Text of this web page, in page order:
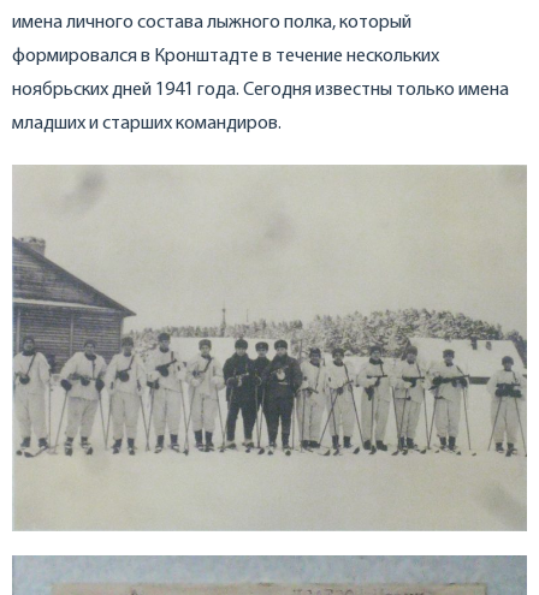
имена личного состава лыжного полка, который
формировался в Кронштадте в течение нескольких
ноябрьских дней 1941 года. Сегодня известны только имена
младших и старших командиров.